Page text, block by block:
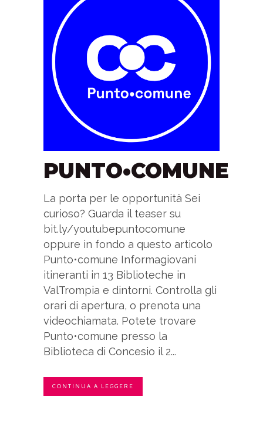
PUNTO•COMUNE
La porta per le opportunità Sei
curioso? Guarda il teaser su
bit.ly/youtubepuntocomune
oppure in fondo a questo articolo
Punto•comune Informagiovani
itineranti in 13 Biblioteche in
ValTrompia e dintorni. Controlla gli
orari di apertura, o prenota una
videochiamata. Potete trovare
Punto•comune presso la
Biblioteca di Concesio il 2...
CONTINUA A LEGGERE